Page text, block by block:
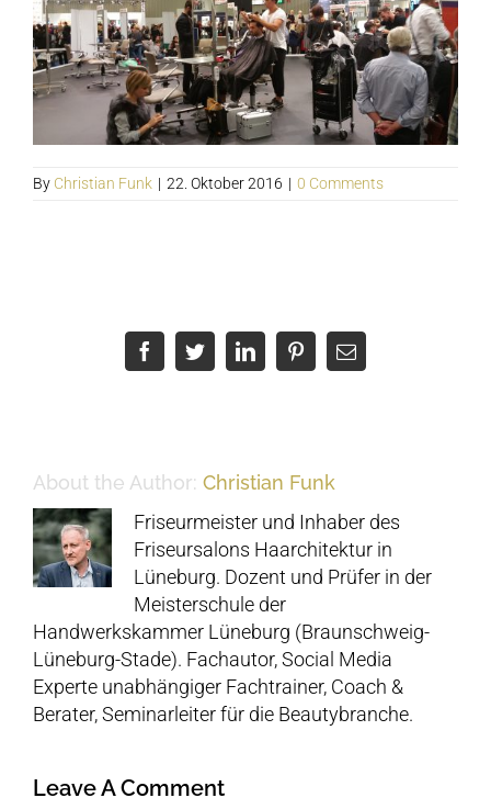
By Christian Funk | 22. Oktober 2016 | 0 Comments
FacebookTwitterLinkedInPinterestEmail
About the Author: Christian Funk
Friseurmeister und Inhaber des
Friseursalons Haarchitektur in
Lüneburg. Dozent und Prüfer in der
Meisterschule der
Handwerkskammer Lüneburg (Braunschweig-
Lüneburg-Stade). Fachautor, Social Media
Experte unabhängiger Fachtrainer, Coach &
Berater, Seminarleiter für die Beautybranche.
Leave A Comment